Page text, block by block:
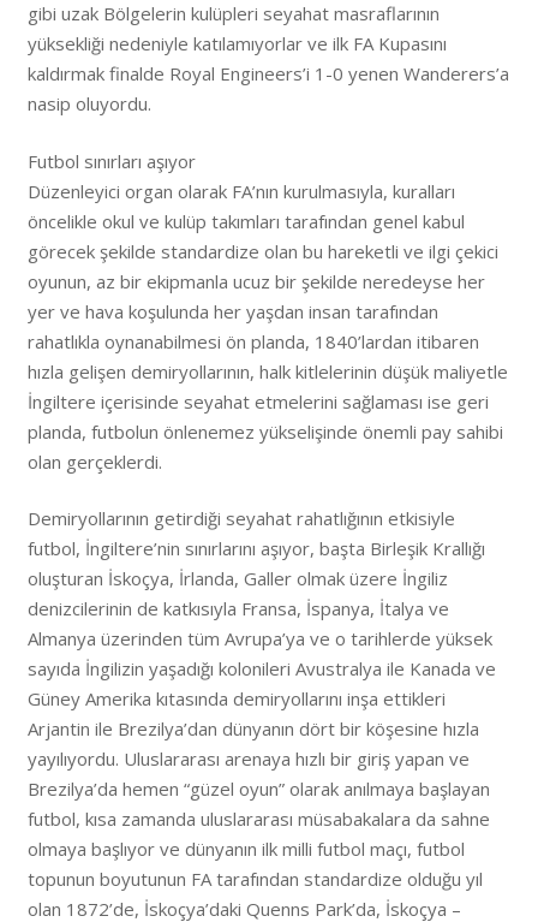
gibi uzak Bölgelerin kulüpleri seyahat masraflarının
yüksekliği nedeniyle katılamıyorlar ve ilk FA Kupasını
kaldırmak finalde Royal Engineers’i 1-0 yenen Wanderers’a
nasip oluyordu.
Futbol sınırları aşıyor
Düzenleyici organ olarak FA’nın kurulmasıyla, kuralları
öncelikle okul ve kulüp takımları tarafından genel kabul
görecek şekilde standardize olan bu hareketli ve ilgi çekici
oyunun, az bir ekipmanla ucuz bir şekilde neredeyse her
yer ve hava koşulunda her yaşdan insan tarafından
rahatlıkla oynanabilmesi ön planda, 1840’lardan itibaren
hızla gelişen demiryollarının, halk kitlelerinin düşük maliyetle
İngiltere içerisinde seyahat etmelerini sağlaması ise geri
planda, futbolun önlenemez yükselişinde önemli pay sahibi
olan gerçeklerdi.
Demiryollarının getirdiği seyahat rahatlığının etkisiyle
futbol, İngiltere’nin sınırlarını aşıyor, başta Birleşik Krallığı
oluşturan İskoçya, İrlanda, Galler olmak üzere İngiliz
denizcilerinin de katkısıyla Fransa, İspanya, İtalya ve
Almanya üzerinden tüm Avrupa’ya ve o tarihlerde yüksek
sayıda İngilizin yaşadığı kolonileri Avustralya ile Kanada ve
Güney Amerika kıtasında demiryollarını inşa ettikleri
Arjantin ile Brezilya’dan dünyanın dört bir köşesine hızla
yayılıyordu. Uluslararası arenaya hızlı bir giriş yapan ve
Brezilya’da hemen “güzel oyun” olarak anılmaya başlayan
futbol, kısa zamanda uluslararası müsabakalara da sahne
olmaya başlıyor ve dünyanın ilk milli futbol maçı, futbol
topunun boyutunun FA tarafından standardize olduğu yıl
olan 1872’de, İskoçya’daki Quenns Park’da, İskoçya –